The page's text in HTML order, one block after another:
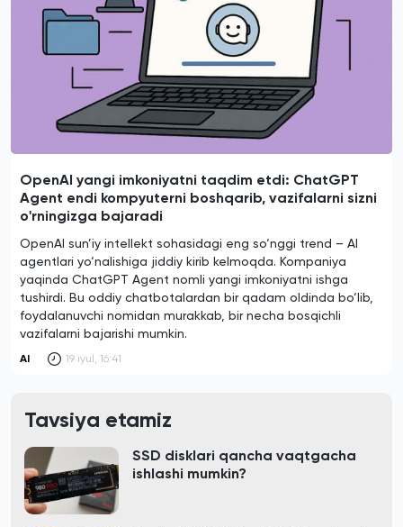
OpenAI yangi imkoniyatni taqdim etdi: ChatGPT
Agent endi kompyuterni boshqarib, vazifalarni sizni
o'rningizga bajaradi
OpenAI sun’iy intellekt sohasidagi eng so‘nggi trend – AI
agentlari yo‘nalishiga jiddiy kirib kelmoqda. Kompaniya
yaqinda ChatGPT Agent nomli yangi imkoniyatni ishga
tushirdi. Bu oddiy chatbotalardan bir qadam oldinda bo‘lib,
foydalanuvchi nomidan murakkab, bir necha bosqichli
vazifalarni bajarishi mumkin.
AI 19 iyul, 16:41
Tavsiya etamiz
SSD disklari qancha vaqtgacha
ishlashi mumkin?